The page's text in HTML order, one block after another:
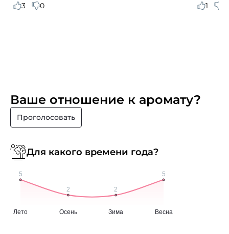
3 0 1
Ваше отношение к аромату?
Проголосовать
Для какого времени года?